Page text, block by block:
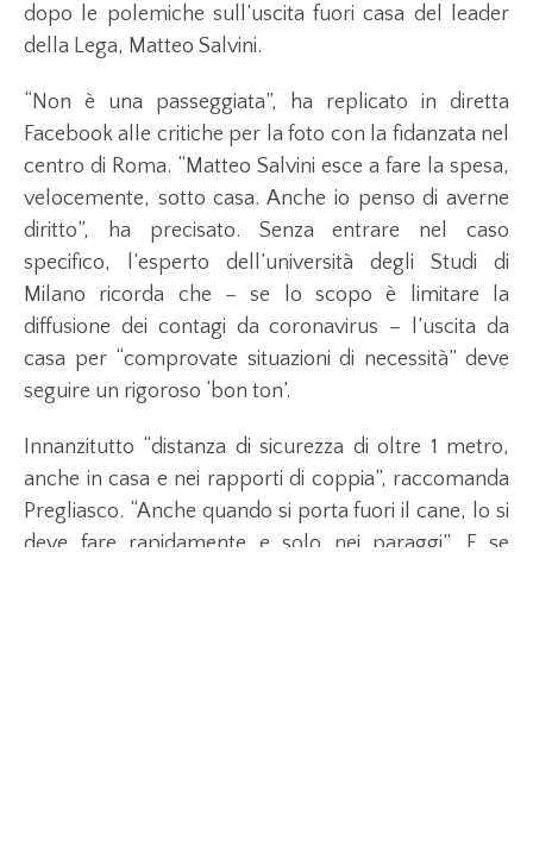
dopo le polemiche sull’uscita fuori casa del leader
della Lega, Matteo Salvini.
“Non è una passeggiata”, ha replicato in diretta
Facebook alle critiche per la foto con la fidanzata nel
centro di Roma. “Matteo Salvini esce a fare la spesa,
velocemente, sotto casa. Anche io penso di averne
diritto”, ha precisato. Senza entrare nel caso
specifico, l’esperto dell’università degli Studi di
Milano ricorda che – se lo scopo è limitare la
diffusione dei contagi da coronavirus – l’uscita da
casa per “comprovate situazioni di necessità” deve
seguire un rigoroso ‘bon ton’.
Innanzitutto “distanza di sicurezza di oltre 1 metro,
anche in casa e nei rapporti di coppia”, raccomanda
Pregliasco. “Anche quando si porta fuori il cane, lo si
deve fare rapidamente e solo nei paraggi”. E se